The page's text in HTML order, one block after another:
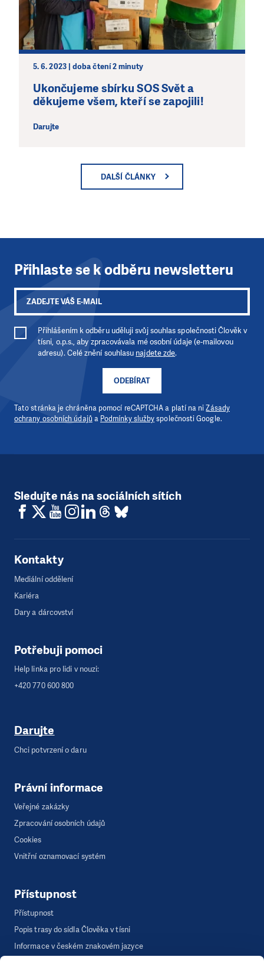
5. 6. 2023 | doba čtení 2 minuty
Ukončujeme sbírku SOS Svět a
děkujeme všem, kteří se zapojili!
Darujte
DALŠÍ ČLÁNKY
Přihlaste se k odběru newsletteru
ODEBÍRAT
Přihlášením k odběru uděluji svůj souhlas společnosti Člověk v
tísni, o.p.s., aby zpracovávala mé osobní údaje (e-mailovou
adresu). Celé znění souhlasu najdete zde.
Tato stránka je chráněna pomocí reCAPTCHA a platí na niZásady
ochrany osobních údajů a Podmínky službyspolečnosti Google.
Sledujte nás na sociálních sítích
Kontakty
Mediální oddělení
Kariéra
Dary a dárcovství
Potřebuji pomoci
Help linka pro lidi v nouzi:
+420 770 600 800
Darujte
Chci potvrzení o daru
Právní informace
Veřejné zakázky
Zpracování osobních údajů
Cookies
Vnitřní oznamovací systém
Přístupnost
Přístupnost
Popis trasy do sídla Člověka v tísni
Informace v českém znakovém jazyce